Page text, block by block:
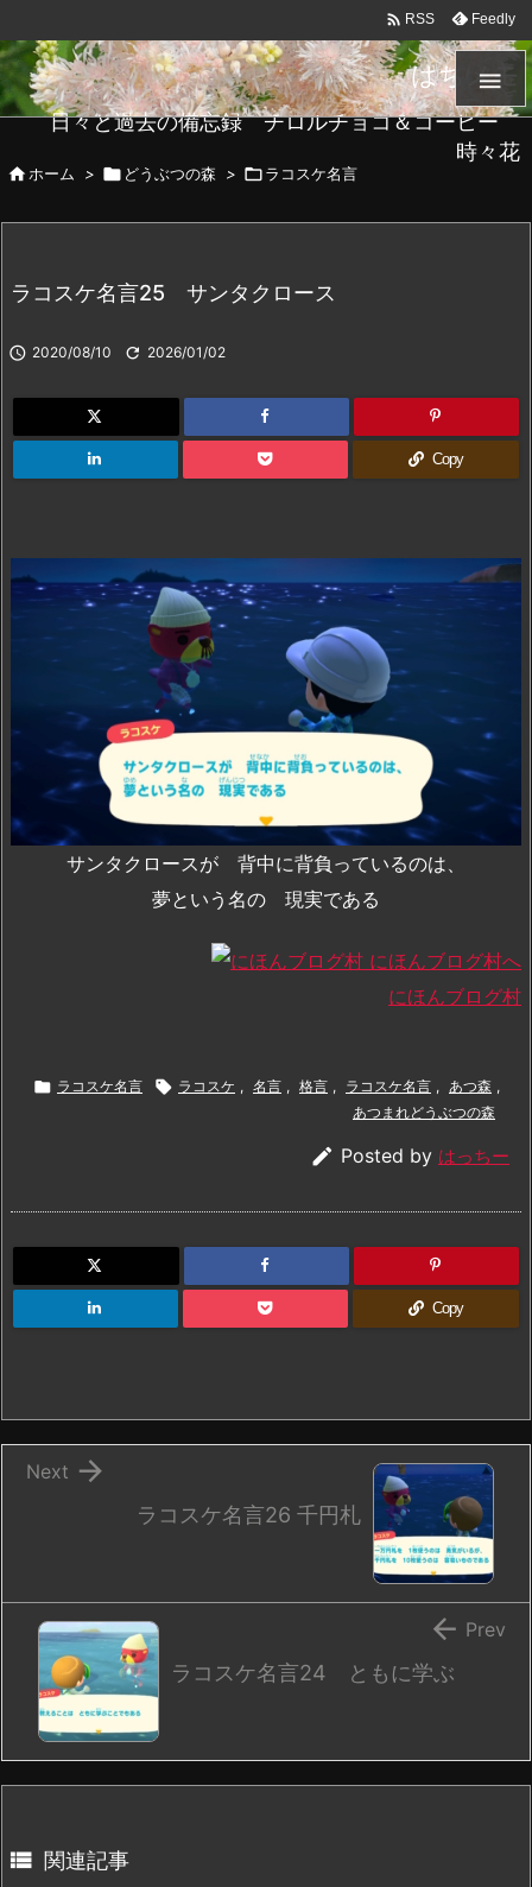
はちメモ
日々と過去の備忘録 チロルチョコ＆コーヒー
時々花

 RSS Feedly
 ホーム >  どうぶつの森 > ラコスケ名言
ラコスケ名言25 サンタクロース
 2020/08/10  2026/01/02
Copy
サンタクロースが 背中に背負っているのは、
夢という名の 現実である
にほんブログ村
 ラコスケ名言  ラコスケ , 名言 , 格言 , ラコスケ名言 , あつ森 ,
あつまれどうぶつの森
 Posted by はっちー
Copy
ラコスケ名言26 千円札

Next
ラコスケ名言24 ともに学ぶ
 Prev
 関連記事